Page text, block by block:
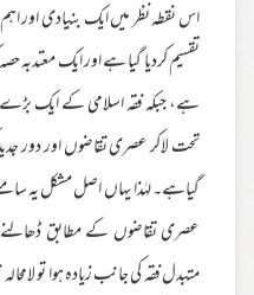
اس نقطہ نظر میں ایک بنیادی اور
تقسیم کردیا گیا ہے اور ایک معتدبہ
ہے، جبکہ فقہ اسلامی کے ایک بڑے
تحت لاکر عصری تقاضوں اور دور
گیاہے۔ لہٰذا یہاں اصل مشکل یہ
عصری تقاضوں کے مطابق
متبدل فقہ کی جانب زیادہ ہوا تو